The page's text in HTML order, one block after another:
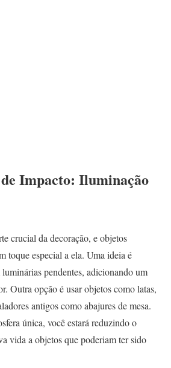
Impacto: Iluminação
crucial da decoração, e objetos
toque especial a ela. Uma ideia é
pendentes, adicionando um
Outra opção é usar objetos como latas,
antigos como abajures de mesa.
única, você estará reduzindo o
vida a objetos que poderiam ter sido